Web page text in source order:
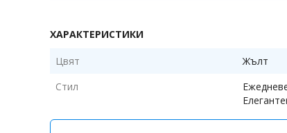
ХАРАКТЕРИСТИКИ
Цвят
Жълт
Стил
Дълъг